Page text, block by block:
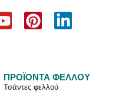
ΠΡΟΪΌΝΤΑ ΦΕΛΛΟΎ
Τσάντες φελλού